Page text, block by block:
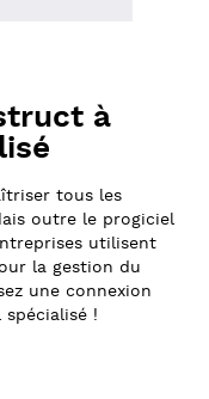
à
tous les
outre le progiciel
utilisent
la gestion du
une connexion
!